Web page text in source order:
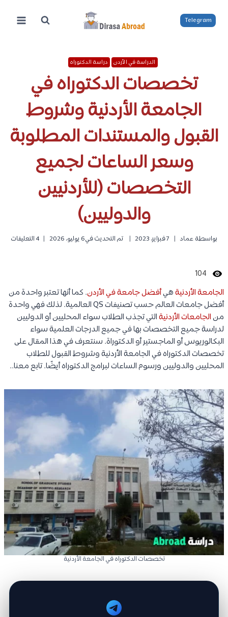
المحتوى
Telegram
الدراسة في الأردن دراسة الدكتوراه
تخصصات الدكتوراه في
الجامعة الأردنية وشروط
القبول والمستندات المطلوبة
وسعر الساعات لجميع
التخصصات (للأردنيين
والدوليين)
بواسطة عماد 7 فبراير، 2023 تم التحديث في6 يوليو، 2026 4 التعليقات
104
الجامعة الأردنيةهيأفضل جامعة في الأردن. كما أنها تعتبر واحدة من
أفضل جامعات العالم حسب تصنيفات QS العالمية. لذلك فهي واحدة
منالجامعات الأردنيةالتي تجذب الطلاب سواء المحليين أو الدوليين
لدراسة جميع التخصصات بها في جميع الدرجات العلمية سواء
البكالوريوس أو الماجستير أو الدكتوراة. سنتعرف في هذا المقال على
تخصصات الدكتوراه في الجامعة الأردنية وشروط القبول للطلاب
المحليين والدوليين ورسوم الساعات لبرامج الدكتوراه أيضًا. تابع معنا..
تخصصات الدكتوراه في الجامعة الأردنية